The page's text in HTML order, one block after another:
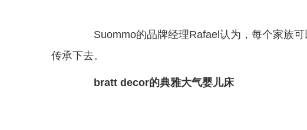
Suommo的品牌经理Rafael认为，每个家族可
传承下去。
bratt decor的典雅大气婴儿床